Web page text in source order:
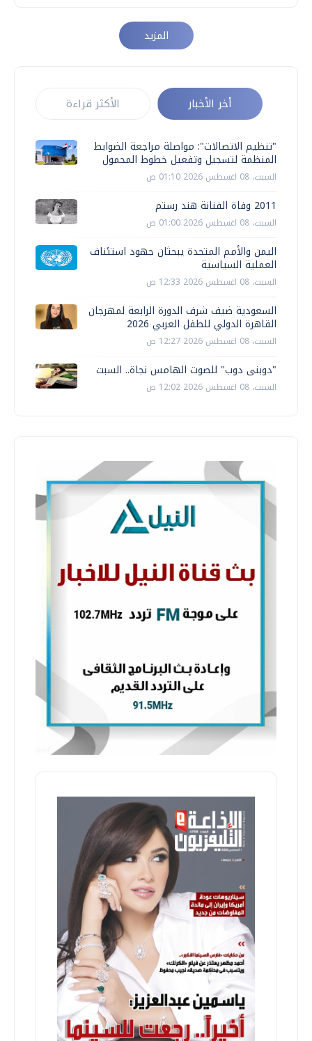
المزيد
أخر الأخبار الأكثر قراءة
"تنظيم الاتصالات": مواصلة مراجعة الضوابط
المنظمة لتسجيل وتفعيل خطوط المحمول
السبت، 08 اغسطس 2026 01:10 ص
2011 وفاة الفنانة هند رستم
السبت، 08 اغسطس 2026 01:00 ص
اليمن والأمم المتحدة يبحثان جهود استئناف
العملية السياسية
السبت، 08 اغسطس 2026 12:33 ص
السعودية ضيف شرف الدورة الرابعة لمهرجان
القاهرة الدولي للطفل العربي 2026
السبت، 08 اغسطس 2026 12:27 ص
"دوبنى دوب" للصوت الهامس نجاة.. السبت
السبت، 08 اغسطس 2026 12:02 ص